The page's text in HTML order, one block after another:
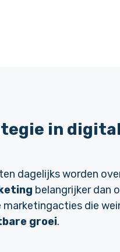
in
dagelijks worden
belangrijker dan
marketingacties die
groei.